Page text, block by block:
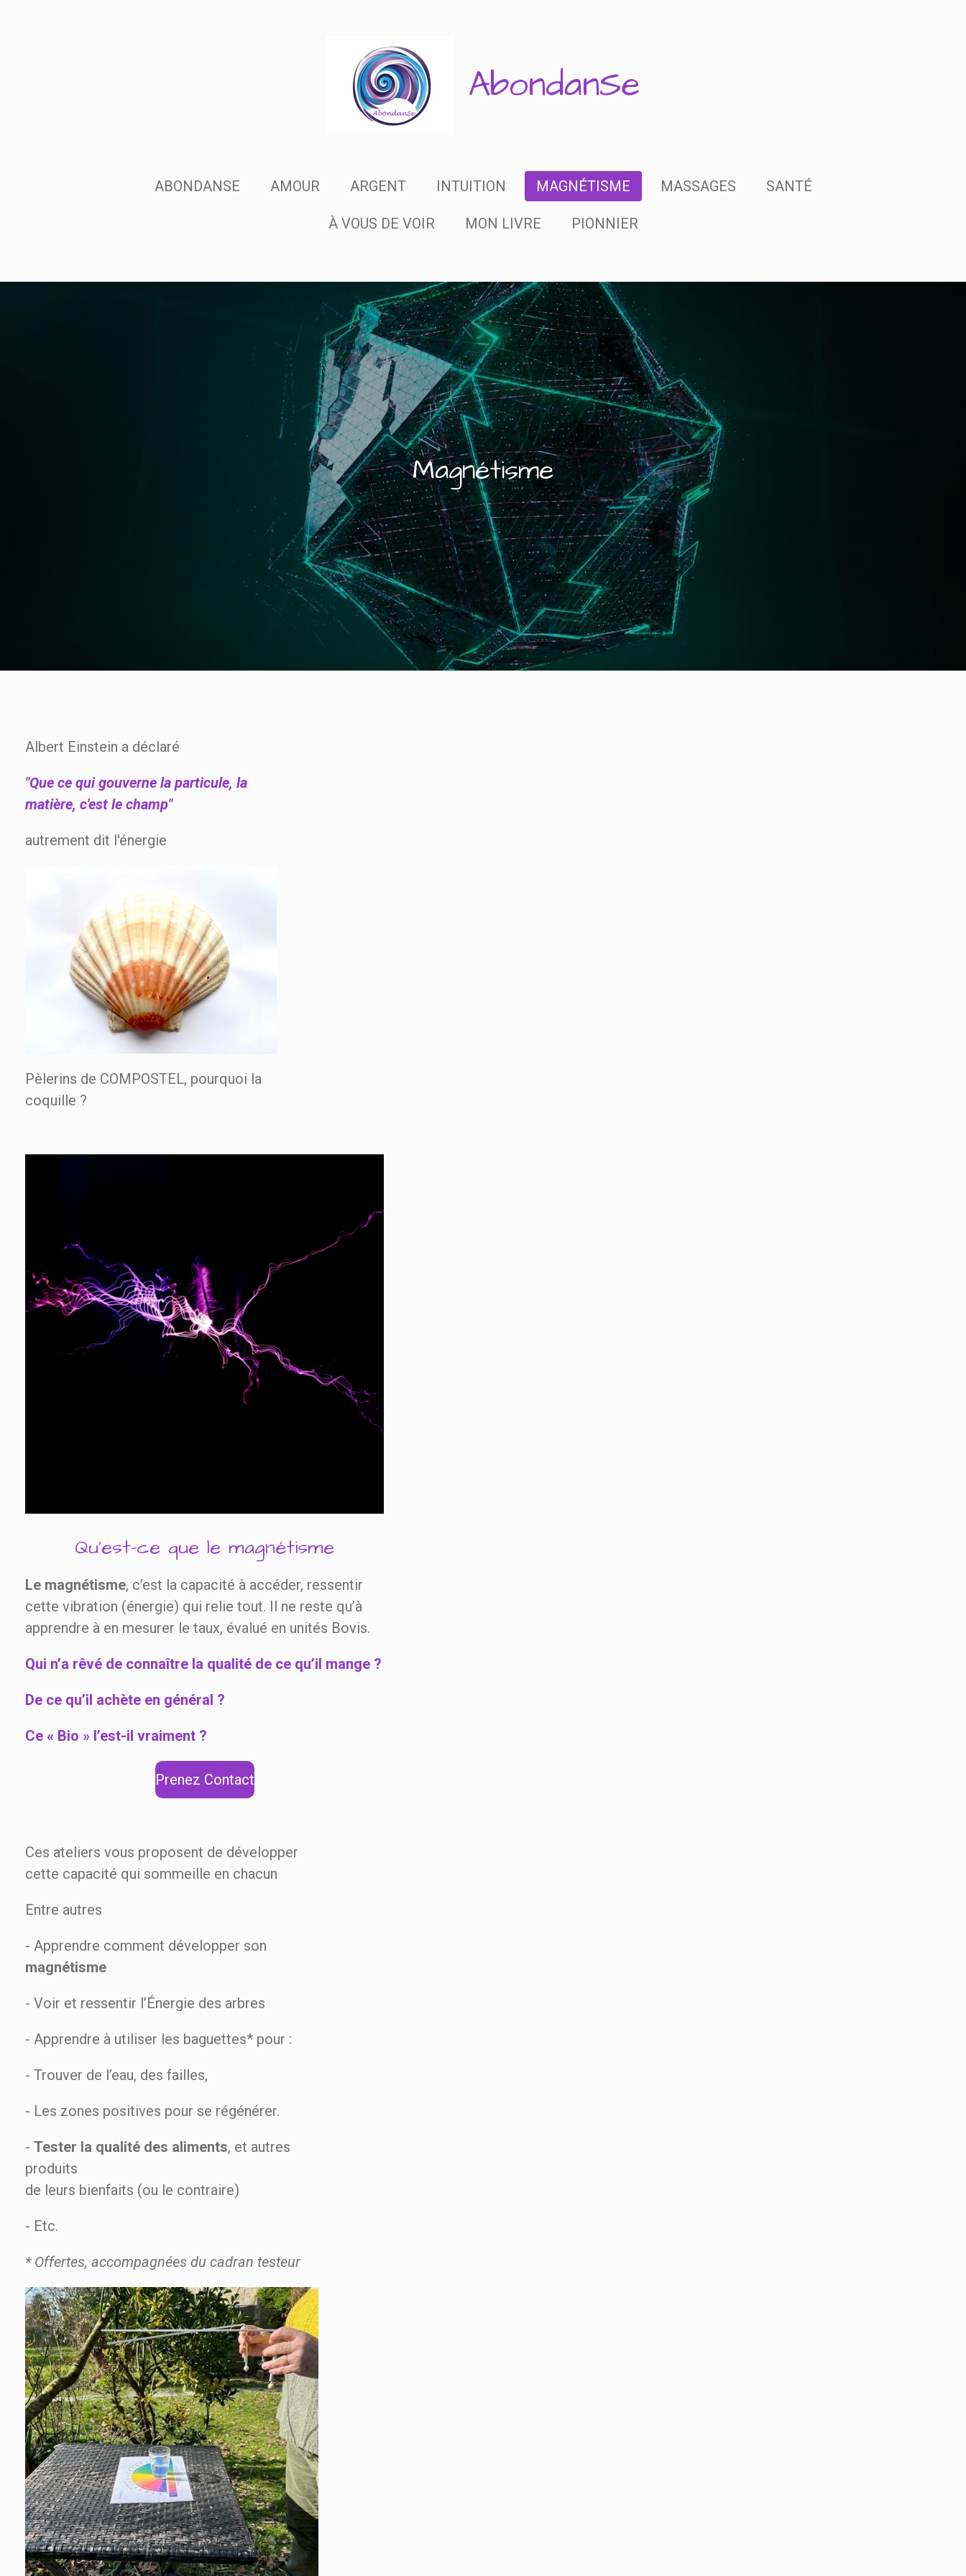
AbondanSe
ABONDANSE AMOUR ARGENT INTUITION MAGNÉTISME MASSAGES SANTÉ
À VOUS DE VOIR MON LIVRE PIONNIER
Magnétisme
Albert Einstein a déclaré
"Que ce qui gouverne la particule, la
matière, c'est le champ"
autrement dit l'énergie
Pèlerins de COMPOSTEL, pourquoi la
coquille ?
Qu'est-ce que le magnétisme
Le magnétisme, c’est la capacité à accéder, ressentir
cette vibration (énergie) qui relie tout. Il ne reste qu’à
apprendre à en mesurer le taux, évalué en unités Bovis.
Qui n’a rêvé de connaître la qualité de ce qu’il mange ?
De ce qu’il achète en général ?
Ce « Bio » l’est-il vraiment ?
Prenez Contact
Ces ateliers vous proposent de développer
cette capacité qui sommeille en chacun
Entre autres
- Apprendre comment développer son
magnétisme
- Voir et ressentir l’Énergie des arbres
- Apprendre à utiliser les baguettes* pour :
- Trouver de l’eau, des failles,
- Les zones positives pour se régénérer.
- Tester la qualité des aliments, et autres
produits
de leurs bienfaits (ou le contraire)
- Etc.
* Offertes, accompagnées du cadran testeur